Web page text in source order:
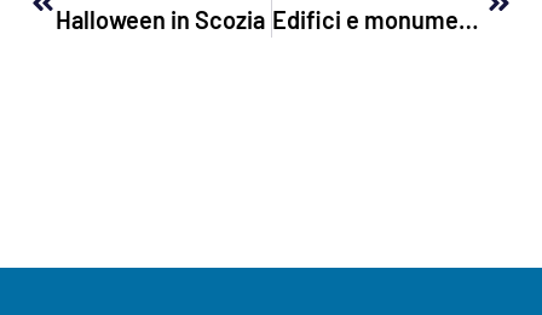
Halloween in Scozia Edifici e monumenti da visitare nella Old Town